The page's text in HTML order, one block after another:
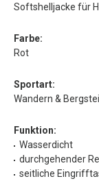
Softshelljacke für
Farbe:
Rot
Sportart:
Wandern &
Funktion:
Wasserdicht
durchgehender
seitliche